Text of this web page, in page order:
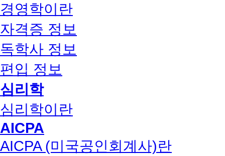
경영학이란
자격증 정보
독학사 정보
편입 정보
심리학
심리학이란
AICPA
AICPA (미국공인회계사)란